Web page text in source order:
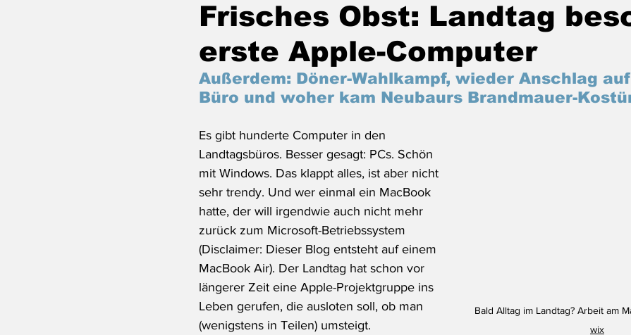
Frisches Obst: Landtag
erste Apple-Computer
Außerdem: Döner-Wahlkampf, wieder Anschlag auf
Büro und woher kam Neubaurs Brandmauer-
Bald Alltag im Landtag? Arbeit am
wix
Es gibt hunderte Computer in den
Landtagsbüros. Besser gesagt: PCs. Schön
mit Windows. Das klappt alles, ist aber nicht
sehr trendy. Und wer einmal ein MacBook
hatte, der will irgendwie auch nicht mehr
zurück zum Microsoft-Betriebssystem
(Disclaimer: Dieser Blog entsteht auf einem
MacBook Air). Der Landtag hat schon vor
längerer Zeit eine Apple-Projektgruppe ins
Leben gerufen, die ausloten soll, ob man
(wenigstens in Teilen) umsteigt.